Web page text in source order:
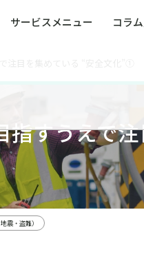
サービスメニュー コラ
人権・人的資本課題解決支援
全社的リスク管理（ERM）
コンプライアンス・内部統制
指すうえで
震・盗難）